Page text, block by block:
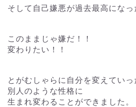
そして自己嫌悪が過去最高になっ
このままじゃ嫌だ！！
変わりたい！！
とがむしゃらに自分を変えていっ
別人のような性格に
生まれ変わることができました。